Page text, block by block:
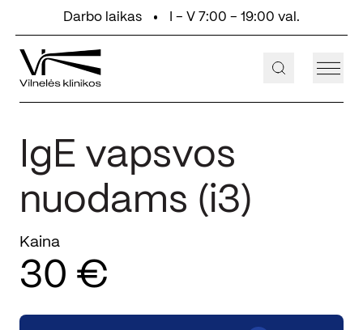
Eiti prie turinioDarbo laikas I - V 7:00 - 19:00 val.
+370 647 55 000
IgE vapsvos
nuodams (i3)
Kaina
30 €